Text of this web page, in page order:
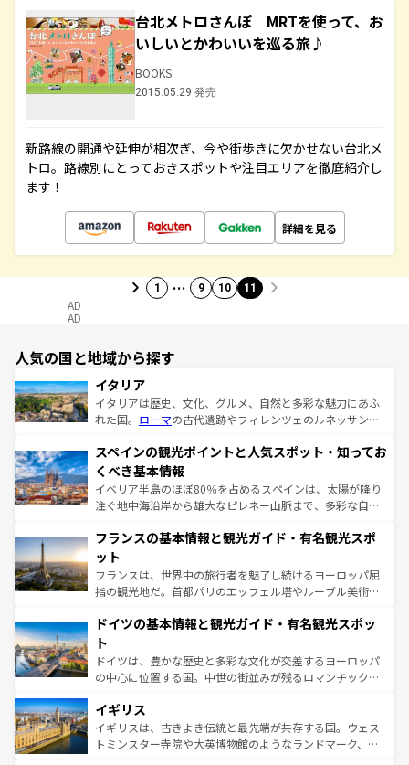
台北メトロさんぽ MRTを使って、お
いしいとかわいいを巡る旅♪
BOOKS
2015.05.29 発売
新路線の開通や延伸が相次ぎ、今や街歩きに欠かせない台北メ
トロ。路線別にとっておきスポットや注目エリアを徹底紹介し
ます！
詳細を見る
1 … 9 10 11
AD
AD
人気の国と地域から探す
イタリア
イタリアは歴史、文化、グルメ、自然と多彩な魅力にあふ
れた国。 ローマの古代遺跡やフィレンツェのルネッサンス
ろん、トスカーナの美しい田園風景やアマルフィ海岸の絶
景など、自然景観も見逃せない。観光の合間には、本場の
ピザやパスタなど、絶品のイタリア料理を堪能することも
できる。朝目覚めてから夜眠るまで、すべての瞬間を楽し
なお、新着のイタリア情報はコンテンツ一覧を参照してほ
しい。
スペインの観光ポイントと人気スポット・知ってお
くべき基本情報
イベリア半島のほぼ80％を占めるスペインは、太陽が降り
注ぐ地中海沿岸から雄大なピレネー山脈まで、多彩な自然
文化が根付くこの国では、情熱的なフラメンコ、熱気あふ
れる闘牛、そして美味しいタパスが生活の一部となってい
る。首都マドリードの洗練された雰囲気や、バルセロナの
アートに溢れた街角から、地方では古代ローマ遺跡や中世
せる。地方によって風土や気候が異なるスペインはその個
ンテンツ一覧 を参照してほしい。
フランスの基本情報と観光ガイド・有名観光スポ
ット
フランスは、世界中の旅行者を魅了し続けるヨーロッパ屈
指の観光地だ。首都パリのエッフェル塔やルーブル美術館
で、幅広い魅力が詰まっている。華麗な宮殿、歴史的な大
聖堂、美しいビーチ、そして豊かな自然が、訪れる者を心
から魅了する。また、フランスは美食の国としても知ら
れ、フランス料理はユネスコ無形文化遺産にも登録されて
香り高いラベンダー畑など、多彩な楽しみ方が可能だ。さ
らに、パリ以外の地域にも魅力が溢れており、どの街角に
も豊かな歴史と文化が息づいている。パリ以外の個性あふ
ドイツの基本情報と観光ガイド・有名観光スポッ
ト
ドイツは、豊かな歴史と多彩な文化が交差するヨーロッパ
の中心に位置する国。中世の街並みが残るロマンチック街
顔を持つこの国は、どこを歩いても飽きることがない。ベ
ルリンの文化的活気、バイエルン州のアルプスの絶景、そ
してライン川沿いのワイン畑といった風景は必見。ビール
イギリス
イギリスは、古きよき伝統と最先端が共存する国。ウェス
トミンスター寺院や大英博物館のようなランドマーク、歴